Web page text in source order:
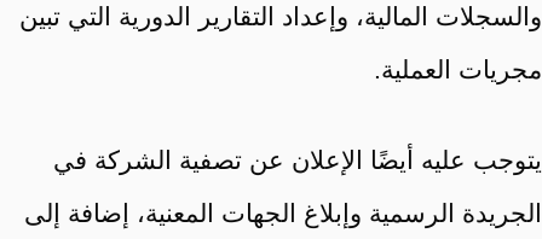
والسجلات المالية، وإعداد التقارير الدورية التي تبين
مجريات العملية.
يتوجب عليه أيضًا الإعلان عن تصفية الشركة في
الجريدة الرسمية وإبلاغ الجهات المعنية، إضافة إلى